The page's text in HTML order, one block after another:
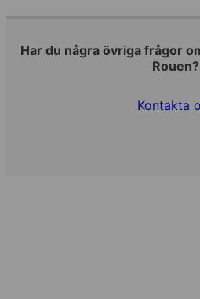
Har du några övriga frågor
Rouen?
Kontakta